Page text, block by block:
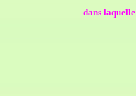
dans